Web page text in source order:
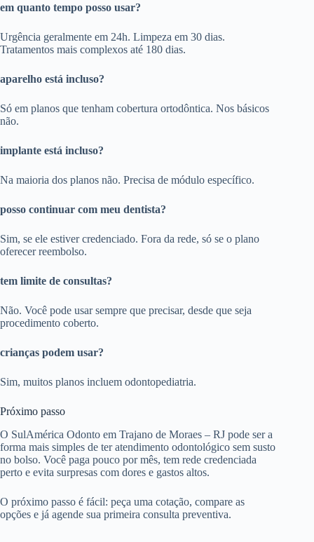
em quanto tempo posso usar?
Urgência geralmente em 24h. Limpeza em 30 dias.
Tratamentos mais complexos até 180 dias.
aparelho está incluso?
Só em planos que tenham cobertura ortodôntica. Nos básicos
não.
implante está incluso?
Na maioria dos planos não. Precisa de módulo específico.
posso continuar com meu dentista?
Sim, se ele estiver credenciado. Fora da rede, só se o plano
oferecer reembolso.
tem limite de consultas?
Não. Você pode usar sempre que precisar, desde que seja
procedimento coberto.
crianças podem usar?
Sim, muitos planos incluem odontopediatria.
Próximo passo
O SulAmérica Odonto em Trajano de Moraes – RJ pode ser a
forma mais simples de ter atendimento odontológico sem susto
no bolso. Você paga pouco por mês, tem rede credenciada
perto e evita surpresas com dores e gastos altos.
O próximo passo é fácil: peça uma cotação, compare as
opções e já agende sua primeira consulta preventiva.